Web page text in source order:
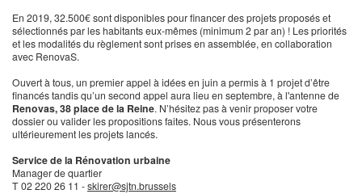
En 2019, 32.500€ sont disponibles pour financer des projets proposés et
sélectionnés par les habitants eux-mêmes (minimum 2 par an) ! Les priorités
et les modalités du règlement sont prises en assemblée, en collaboration
avec RenovaS.
Ouvert à tous, un premier appel à idées en juin a permis à 1 projet d’être
financés tandis qu’un second appel aura lieu en septembre, à l'antenne de
Renovas, 38 place de la Reine. N’hésitez pas à venir proposer votre
dossier ou valider les propositions faites. Nous vous présenterons
ultérieurement les projets lancés.
Service de la Rénovation urbaine
Manager de quartier
T 02 220 26 11 -skirer@sjtn.brussels